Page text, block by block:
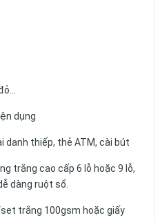
dụng
danh thiếp, thẻ ATM, cài bút
trắng cao cấp 6 lỗ hoặc 9 lỗ,
dàng ruột sổ.
trắng 100gsm hoặc giấy